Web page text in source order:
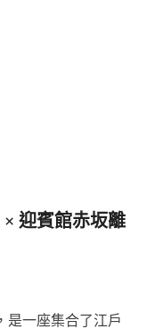
迎賓館赤坂離
是一座集合了江戶